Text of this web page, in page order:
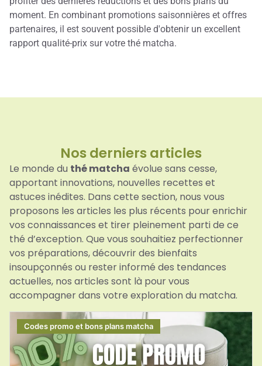
moment. En combinant promotions saisonnières et offres
partenaires, il est souvent possible d'obtenir un excellent
rapport qualité-prix sur votre thé matcha.
Nos derniers articles​
Le monde du thé matcha évolue sans cesse,
apportant innovations, nouvelles recettes et
astuces inédites. Dans cette section, nous vous
proposons les articles les plus récents pour enrichir
vos connaissances et tirer pleinement parti de ce
thé d’exception. Que vous souhaitiez perfectionner
vos préparations, découvrir des bienfaits
insoupçonnés ou rester informé des tendances
actuelles, nos articles sont là pour vous
accompagner dans votre exploration du matcha.
Codes promo et bons plans matcha